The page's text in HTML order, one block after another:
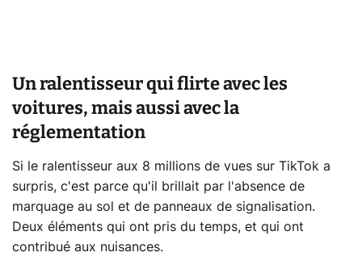
Un ralentisseur qui flirte avec les
voitures, mais aussi avec la
réglementation
Si le ralentisseur aux 8 millions de vues sur TikTok a
surpris, c'est parce qu'il brillait par l'absence de
marquage au sol et de panneaux de signalisation.
Deux éléments qui ont pris du temps, et qui ont
contribué aux nuisances.